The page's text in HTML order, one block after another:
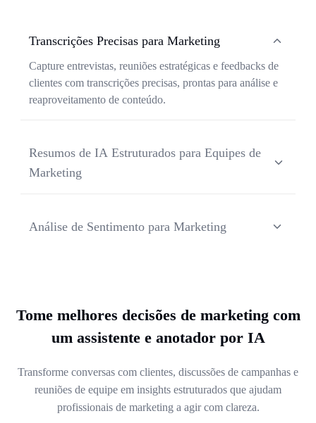
Transcrições Precisas para Marketing
Capture entrevistas, reuniões estratégicas e feedbacks de
clientes com transcrições precisas, prontas para análise e
reaproveitamento de conteúdo.
Resumos de IA Estruturados para Equipes de
Marketing
em todas as entrevistas e discussões.
Análise de Sentimento para Marketing
Tome melhores decisões de marketing com
um assistente e anotador por IA
Transforme conversas com clientes, discussões de campanhas e
reuniões de equipe em insights estruturados que ajudam
profissionais de marketing a agir com clareza.